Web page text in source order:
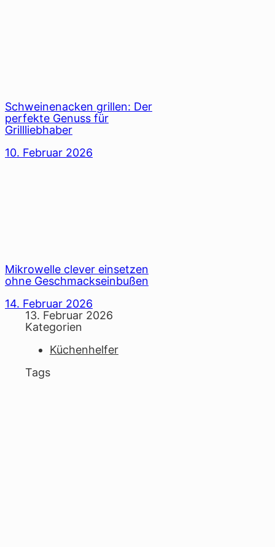
Schweinenacken grillen: Der
perfekte Genuss für
Grillliebhaber
10. Februar 2026
Mikrowelle clever einsetzen
ohne Geschmackseinbußen
14. Februar 2026
13. Februar 2026
Kategorien
Küchenhelfer
Tags